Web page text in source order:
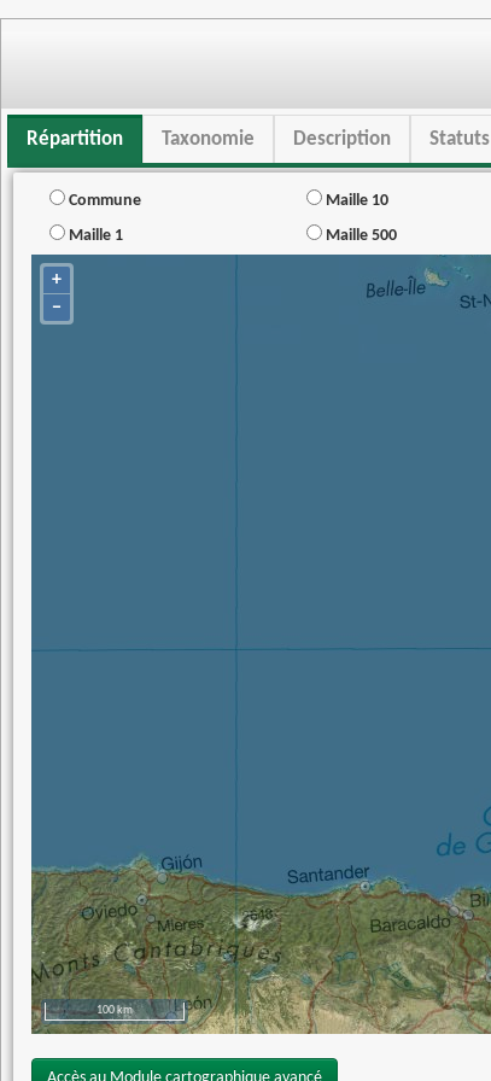
Répartition Taxonomie Description Statuts
Commune Maille 10
Maille 1
Maille 500
+
−
100 km